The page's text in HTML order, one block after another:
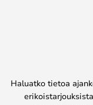
Haluatko tietoa